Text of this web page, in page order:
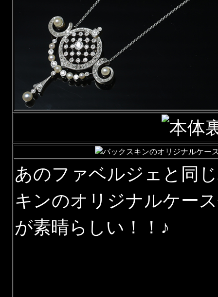
あのファベルジェと同
キンのオリジナルケー
が素晴らしい！！♪